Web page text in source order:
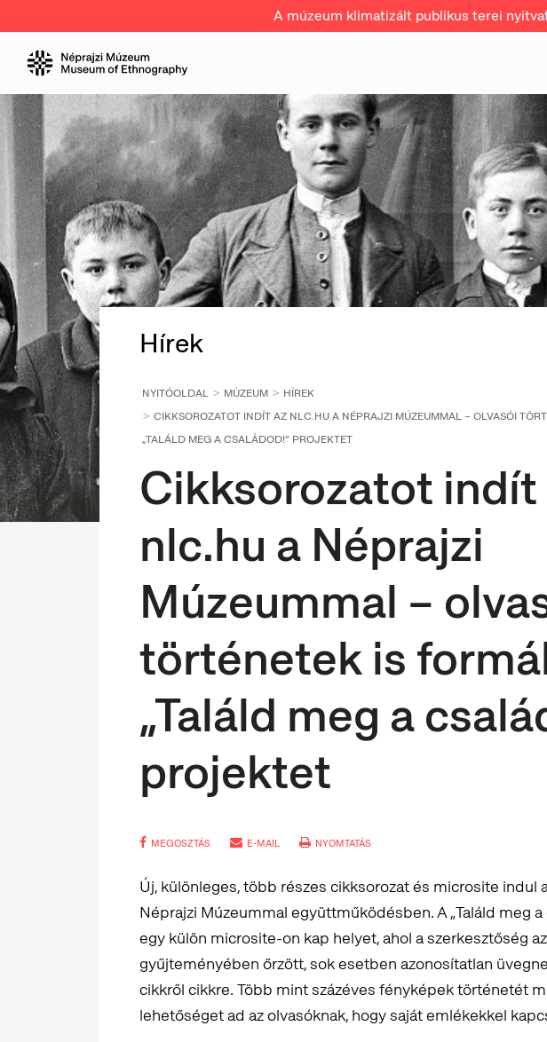
A múzeum klimatizált publikus terei
Hírek
NYITÓOLDAL MÚZEUM
HÍREK
CIKKSOROZATOT INDÍT AZ NLC.HU A NÉPRAJZI MÚZEUMMAL – OLVASÓI
„TALÁLD MEG A CSALÁDOD!” PROJEKTET
Cikksorozatot indít
nlc.hu a Néprajzi
Múzeummal –
történetek is
„Találd meg a
projektet
MEGOSZTÁS E-MAIL NYOMTATÁS
Új, különleges, több részes cikksorozat és microsite indul
Néprajzi Múzeummal együttműködésben. A „Találd meg
egy külön microsite-on kap helyet, ahol a szerkesztőség
gyűjteményében őrzött, sok esetben azonosítatlan
cikkről cikkre. Több mint százéves fényképek történetét
lehetőséget ad az olvasóknak, hogy saját emlékekkel